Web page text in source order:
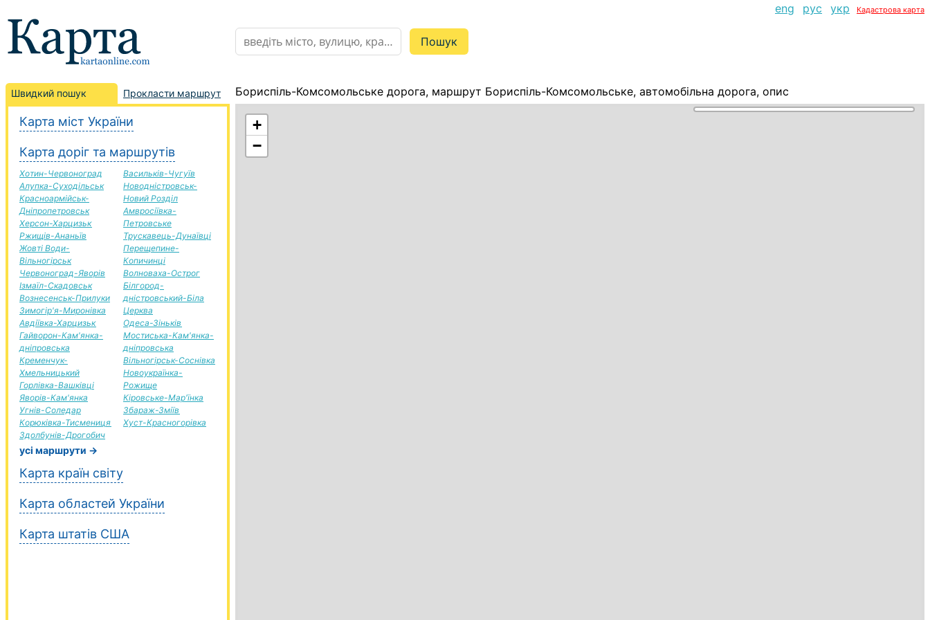
eng рус укр Кадастрова карта
Швидкий пошук Прокласти маршрут
Карта міст України
Карта доріг та маршрутів
Хотин-Червоноград
Алупка-Суходільськ
Красноармійськ-
Дніпропетровськ
Херсон-Харцизьк
Ржищів-Ананьїв
Жовті Води-
Вільногірськ
Червоноград-Яворів
Ізмаїл-Скадовськ
Вознесенськ-Прилуки
Зимогір'я-Миронівка
Авдіївка-Харцизьк
Гайворон-Кам'янка-
дніпровська
Кременчук-
Хмельницький
Горлівка-Вашківці
Яворів-Кам'янка
Угнів-Соледар
Корюківка-Тисмениця
Здолбунів-Дрогобич
Васильків-Чугуїв
Новодністровськ-
Новий Розділ
Амвросіївка-
Петровське
Трускавець-Дунаївці
Перещепине-
Копичинці
Волноваха-Острог
Білгород-
дністровський-Біла
Церква
Одеса-Зіньків
Мостиська-Кам'янка-
дніпровська
Вільногірськ-Соснівка
Новоукраїнка-
Рожище
Кіровське-Мар'їнка
Збараж-Зміїв
Хуст-Красногорівка
усі маршрути →
Карта країн світу
Карта областей України
Карта штатів США
Бориспіль-Комсомольське дорога, маршрут Бориспіль-Комсомольське, автомобільна дорога, опис
+
−